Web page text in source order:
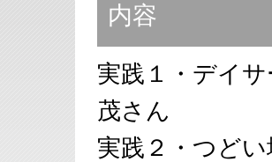
内容
実践１・デイ
茂さん
実践２・つど